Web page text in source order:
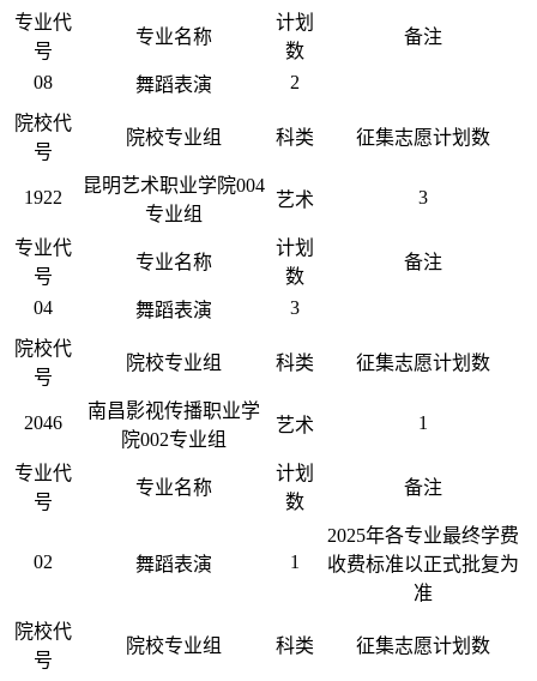
专业代
号
专业名称
计划
数
备注
08 舞蹈表演
2
院校代
号
院校专业组 科类 征集志愿计划数
1922
昆明艺术职业学院004
专业组
艺术 3
专业代
号
专业名称
计划
数
备注
04 舞蹈表演
3
院校代
号
院校专业组 科类 征集志愿计划数
2046
南昌影视传播职业学
院002专业组
艺术 1
专业代
号
专业名称
计划
数
备注
02 舞蹈表演 1
2025年各专业最终学费
收费标准以正式批复为
准
院校代
号
院校专业组 科类 征集志愿计划数